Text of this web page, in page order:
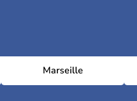
Marseille